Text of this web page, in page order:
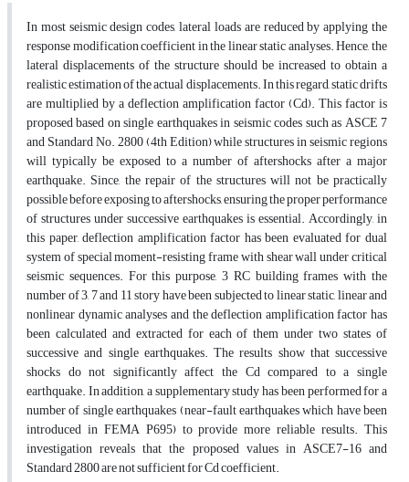
In most seismic design codes, lateral loads are reduced by applying the
response modification coefficient in the linear static analyses. Hence, the
lateral displacements of the structure should be increased to obtain a
realistic estimation of the actual displacements. In this regard, static drifts
are multiplied by a deflection amplification factor (Cd). This factor is
proposed based on single earthquakes in seismic codes such as ASCE 7
and Standard No. 2800 (4th Edition) while structures in seismic regions
will typically be exposed to a number of aftershocks after a major
earthquake. Since, the repair of the structures will not be practically
possible before exposing to aftershocks, ensuring the proper performance
of structures under successive earthquakes is essential. Accordingly, in
this paper, deflection amplification factor has been evaluated for dual
system of special moment-resisting frame with shear wall under critical
seismic sequences. For this purpose, 3 RC building frames with the
number of 3, 7 and 11 story have been subjected to linear static, linear and
nonlinear dynamic analyses and the deflection amplification factor has
been calculated and extracted for each of them under two states of
successive and single earthquakes. The results show that successive
shocks do not significantly affect the Cd compared to a single
earthquake. In addition, a supplementary study has been performed for a
number of single earthquakes (near-fault earthquakes which have been
introduced in FEMA P695) to provide more reliable results. This
investigation reveals that the proposed values in ASCE7-16 and
Standard 2800 are not sufficient for Cd coefficient.